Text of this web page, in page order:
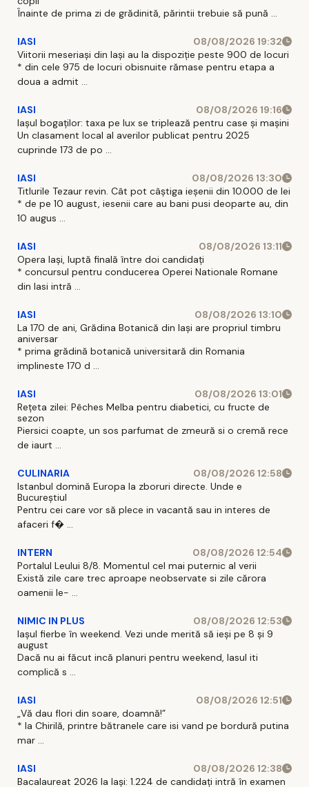
Înainte de prima zi de grădinită, părintii trebuie să pună ...
IASI
08/08/2026 19:32
Viitorii meseriași din Iași au la dispoziție peste 900 de locuri
* din cele 975 de locuri obisnuite rămase pentru etapa a
doua a admit ...
IASI
08/08/2026 19:16
Iașul bogaților: taxa pe lux se triplează pentru case și mașini
Un clasament local al averilor publicat pentru 2025
cuprinde 173 de po ...
IASI
08/08/2026 13:30
Titlurile Tezaur revin. Cât pot câștiga ieșenii din 10.000 de lei
* de pe 10 august, iesenii care au bani pusi deoparte au, din
10 augus ...
IASI
08/08/2026 13:11
Opera Iași, luptă finală între doi candidați
* concursul pentru conducerea Operei Nationale Romane
din Iasi intră ...
IASI
08/08/2026 13:10
La 170 de ani, Grădina Botanică din Iași are propriul timbru
aniversar
* prima grădină botanică universitară din Romania
implineste 170 d ...
IASI
08/08/2026 13:01
Rețeta zilei: Pêches Melba pentru diabetici, cu fructe de
sezon
Piersici coapte, un sos parfumat de zmeură si o cremă rece
de iaurt ...
CULINARIA
08/08/2026 12:58
Istanbul domină Europa la zboruri directe. Unde e
Bucureștiul
Pentru cei care vor să plece in vacantă sau in interes de
afaceri f� ...
INTERN
08/08/2026 12:54
Portalul Leului 8/8. Momentul cel mai puternic al verii
Există zile care trec aproape neobservate si zile cărora
oamenii le- ...
NIMIC IN PLUS
08/08/2026 12:53
Iașul fierbe în weekend. Vezi unde merită să ieși pe 8 și 9
august
Dacă nu ai făcut incă planuri pentru weekend, Iasul iti
complică s ...
IASI
08/08/2026 12:51
„Vă dau flori din soare, doamnă!”
* la Chirilă, printre bătranele care isi vand pe bordură putina
mar ...
IASI
08/08/2026 12:38
Bacalaureat 2026 la Iași: 1.224 de candidați intră în examen